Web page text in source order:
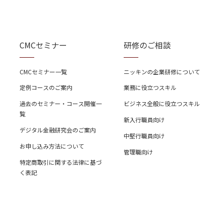
CMCセミナー
CMCセミナー一覧
定例コースのご案内
過去のセミナー・コース開催一
覧
デジタル金融研究会のご案内
お申し込み方法について
特定商取引に関する法律に基づ
く表記
研修のご相談
ニッキンの企業研修について
業務に役立つスキル
ビジネス全般に役立つスキル
新入行職員向け
中堅行職員向け
管理職向け